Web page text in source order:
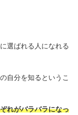
選ばれる人になれる
自分を知るというこ
れがバラバラになっ